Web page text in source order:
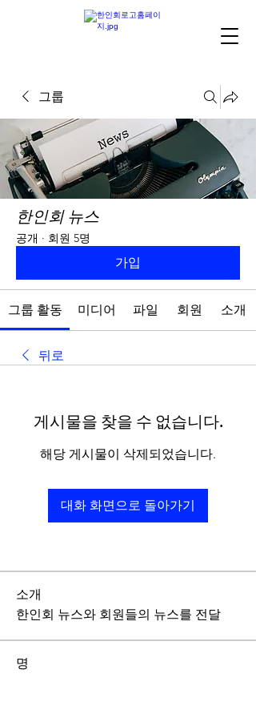
그룹
한인회 뉴스
공개 · 회원 5명
가입
그룹 활동 미디어 파일 회원 소개
뒤로
게시물을 찾을 수 없습니다.
해당 게시물이 삭제되었습니다.
대화 화면으로 돌아가기
소개
한인회 뉴스와 회원들의 뉴스를 전달
명